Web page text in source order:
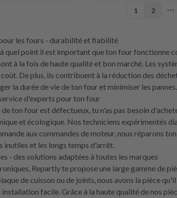
1 2
les fours - durabilité et fiabilité
quel point il est important que ton four
à la fois de haute qualité et bon marché. Les
De plus, ils contribuent à la réduction des
la durée de vie de ton four et minimiser les pannes.
d'experts pour ton four
ton four est défectueux, tu n'as pas besoin
et écologique. Nos techniciens expérimentés
aux commandes de moteur, nous réparons
inutiles et les longs temps d'arrêt.
- des solutions adaptées à toutes les marques
Repartly te propose une large gamme de
de cuisson ou de joints, nous avons la pièce
facile. Grâce à la haute qualité de nos